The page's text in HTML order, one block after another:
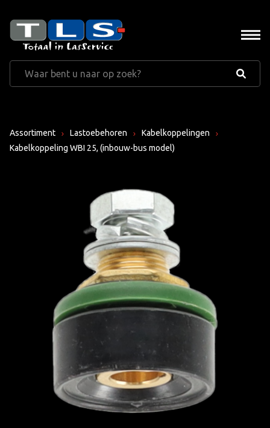
Assortiment Lastoebehoren
Kabelkoppelingen
Kabelkoppeling WBI 25, (inbouw-bus model)